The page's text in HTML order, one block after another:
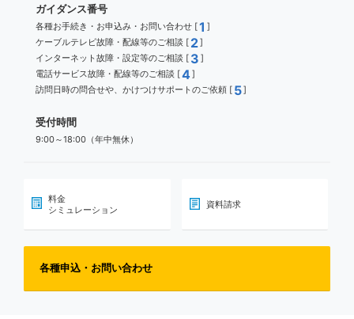
ガイダンス番号
各種お手続き・お申込み・お問い合わせ [1 ]
ケーブルテレビ故障・配線等のご相談 [ 2]
インターネット故障・設定等のご相談 [ 3 ]
電話サービス故障・配線等のご相談 [4]
訪問日時の問合せや、かけつけサポートのご依頼 [ 5]
受付時間
9:00～18:00（年中無休）
料金
シミュレーション
資料請求
各種申込・お問い合わせ